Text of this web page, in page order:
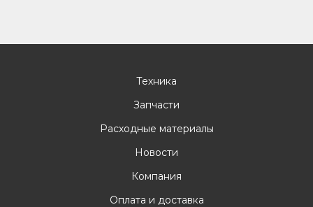
Техника
Запчасти
Расходные материалы
Новости
Компания
Оплата и доставка